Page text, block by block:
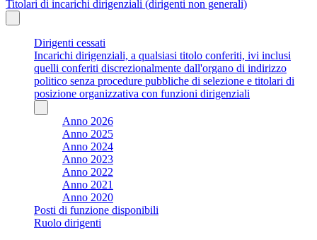
Titolari di incarichi dirigenziali (dirigenti non generali)
Dirigenti cessati
Incarichi dirigenziali, a qualsiasi titolo conferiti, ivi inclusi
quelli conferiti discrezionalmente dall'organo di indirizzo
politico senza procedure pubbliche di selezione e titolari di
posizione organizzativa con funzioni dirigenziali
Anno 2026
Anno 2025
Anno 2024
Anno 2023
Anno 2022
Anno 2021
Anno 2020
Posti di funzione disponibili
Ruolo dirigenti